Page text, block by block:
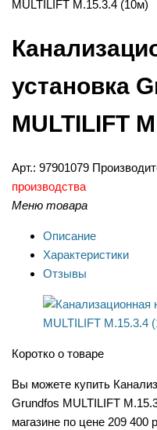
установка
MULTILIFT
Арт.: 97901079
производства
Меню товара
Описание
Характеристики
Отзывы
Коротко о товаре
Вы можете купить
Grundfos MULTILIFT
магазине по цене 209 400